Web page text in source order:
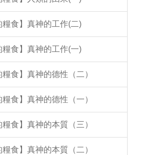
食】真神的工作(二)
食】真神的工作(一)
食】真神的德性（二）
食】真神的德性（一）
食】真神的本質（三）
食】真神的本質（二）